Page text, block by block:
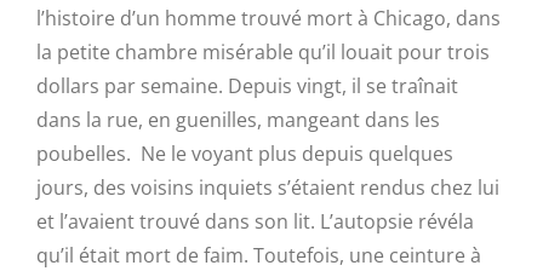
l’histoire d’un homme trouvé mort à Chicago, dans
la petite chambre misérable qu’il louait pour trois
dollars par semaine. Depuis vingt, il se traînait
dans la rue, en guenilles, mangeant dans les
poubelles. Ne le voyant plus depuis quelques
jours, des voisins inquiets s’étaient rendus chez lui
et l’avaient trouvé dans son lit. L’autopsie révéla
qu’il était mort de faim. Toutefois, une ceinture à